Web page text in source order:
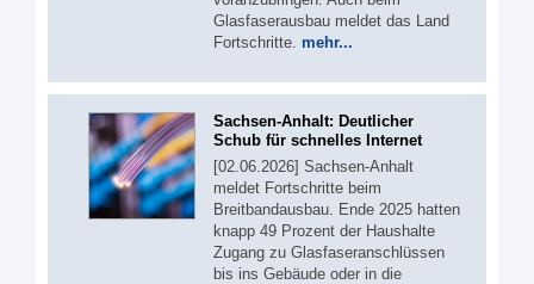
Glasfaserausbau meldet das Land
Fortschritte. mehr...
Sachsen-Anhalt: Deutlicher
Schub für schnelles Internet
[02.06.2026] Sachsen-Anhalt
meldet Fortschritte beim
Breitbandausbau. Ende 2025 hatten
knapp 49 Prozent der Haushalte
Zugang zu Glasfaseranschlüssen
bis ins Gebäude oder in die